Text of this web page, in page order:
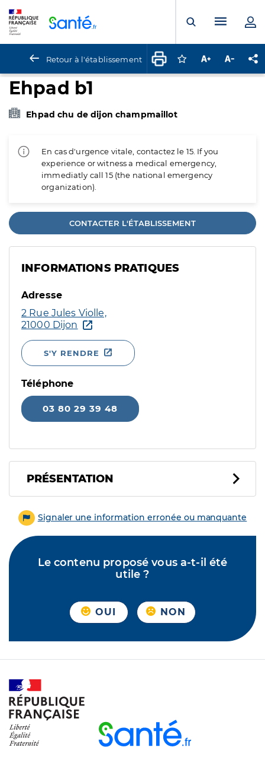
Ouvrir laMenu
Retour à l'établissement Connectez-vous
Augmenter la
Ehpad b1
Ehpad chu de dijon champmaillot
En cas d'urgence vitale, contactez le 15. If you
experience or witness a medical emergency,
immediatly call 15 (the national emergency
organization).
CONTACTER L'ÉTABLISSEMENT
INFORMATIONS PRATIQUES
Adresse
2 Rue Jules Violle,
21000 Dijon
S'Y RENDRE
Téléphone
03 80 29 39 48
PRÉSENTATION
Signaler une information erronée ou manquante
Le contenu proposé vous a-t-il été
utile ?
OUI NON